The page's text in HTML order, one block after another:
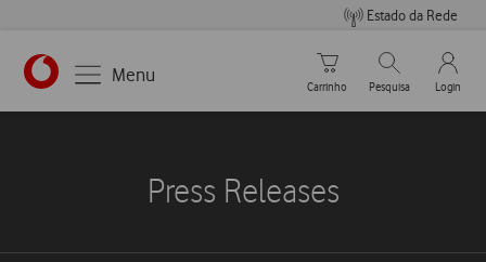
Estado da Rede
https://www.vodafone.pt
Menu
Carrinho de compras
Carrinho
Pesquisar
Pesquisa
My
Login
Press Releases